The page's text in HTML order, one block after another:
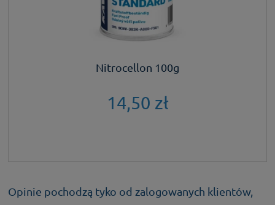
Nitrocellon 100g
14,50 zł
Opinie pochodzą tyko od zalogowanych klientów,